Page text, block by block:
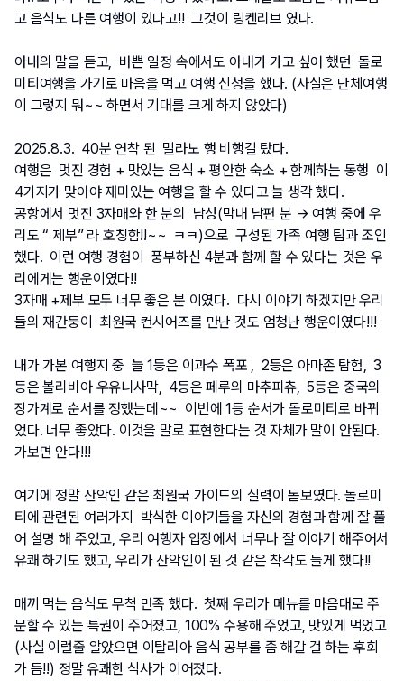
고 음식도 다른 여행이 있다고!!  그것이 링켄리브 였다.
아내의 말을 듣고,  바쁜 일정 속에서도 아내가 가고 싶어 했던  돌로
미티여행을 가기로 마음을 먹고 여행 신청을 했다. (사실은 단체여행
이 그렇지 뭐~~ 하면서 기대를 크게 하지 않았다)
2025.8.3.  40분 연착 된  밀라노 행 비행길 탔다.
여행은  멋진 경험 + 맛있는 음식 + 평안한 숙소 + 함께하는 동행  이
4가지가 맞아야 재미있는 여행을 할 수 있다고 늘 생각 했다.
공항에서 멋진 3자매와 한 분의  남성(막내 남편 분 → 여행 중에 우
리도 “ 제부” 라 호칭함!!~~  ㅋㅋ)으로  구성된 가족 여행 팀과 조인
했다.  이런 여행 경험이  풍부하신 4분과 함께 할 수 있다는 것은 우
리에게는 행운이였다!!
3자매 +제부 모두 너무 좋은 분 이였다.  다시 이야기 하겠지만 우리
들의 재간둥이  최원국 컨시어즈를 만난 것도 엄청난 행운이였다!!!
내가 가본 여행지 중  늘 1등은 이과수 폭포 ,  2등은 아마존 탐험,  3
등은 볼리비아 우유니사막,  4등은 페루의 마추피츄,  5등은 중국의
장가계로 순서를 정했는데~~  이번에 1등 순서가 돌로미티로 바뀌
었다. 너무 좋았다. 이것을 말로 표현한다는 것 자체가 말이 안된다.
가보면 안다!!!
여기에 정말 산악인 같은 최원국 가이드의 실력이 돋보였다. 돌로미
티에 관련된 여러가지  박식한 이야기들을 자신의 경험과 함께 잘 풀
어 설명 해 주었고, 우리 여행자 입장에서 너무나 잘 이야기 해주어서
유쾌 하기도 했고, 우리가 산악인이 된 것 같은 착각도 들게 했다!!
매끼 먹는 음식도 무척 만족 했다.  첫째 우리가 메뉴를 마음대로 주
문할 수 있는 특권이 주어졌고, 100% 수용해 주었고, 맛있게 먹었고
(사실 이럴줄 알았으면 이탈리아 음식 공부를 좀 해갈 걸 하는 후회
가 듬!!) 정말 유쾌한 식사가 이어졌다.